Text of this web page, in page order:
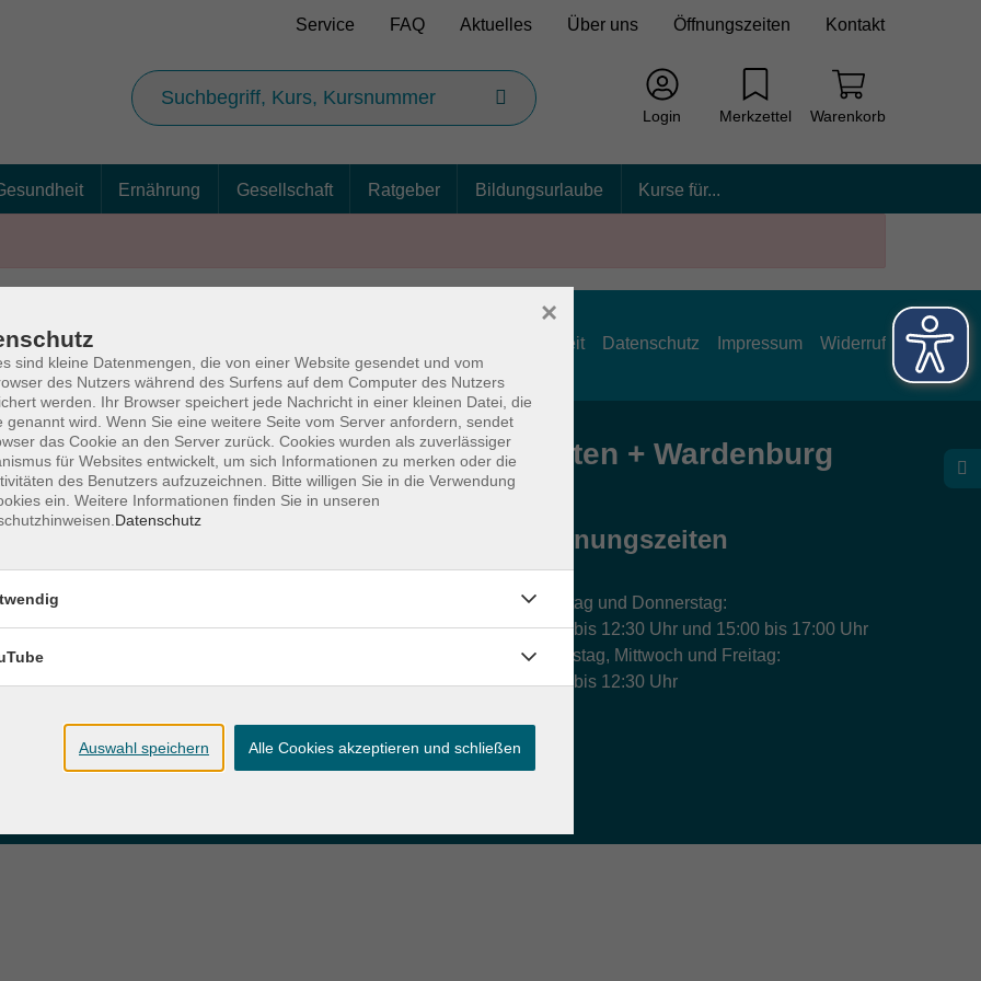
Service FAQ Aktuelles Über uns Öffnungszeiten Kontakt
Login Merkzettel Warenkorb
Ernährung Gesellschaft Ratgeber Bildungsurlaube Kurse für...
Barrierefreiheit Datenschutz Impressum Widerruf
und Donnerstag:
Volkshochschule Hatten + Wardenburg
26203 Wardenburg
Öffnungszeiten
Montag und Donnerstag:
9:00 bis 12:30 Uhr und 15:00 bis 17:00 Uhr
Dienstag, Mittwoch und Freitag:
9:00 bis 12:30 Uhr
sind kleine Datenmengen, die von einer Website gesendet und vom
des Nutzers während des Surfens auf dem Computer des Nutzers
werden. Ihr Browser speichert jede Nachricht in einer kleinen Datei, die
genannt wird. Wenn Sie eine weitere Seite vom Server anfordern, sendet
das Cookie an den Server zurück. Cookies wurden als zuverlässiger
für Websites entwickelt, um sich Informationen zu merken oder die
des Benutzers aufzuzeichnen. Bitte willigen Sie in die Verwendung
ein. Weitere Informationen finden Sie in unseren
Datenschutz
×
Auswahl speichern Alle Cookies akzeptieren und schließen